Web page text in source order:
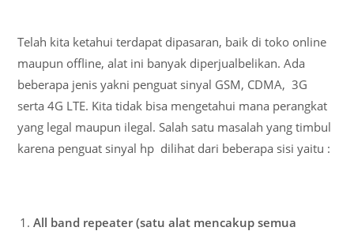
Telah kita ketahui terdapat dipasaran, baik di toko online
maupun offline, alat ini banyak diperjualbelikan. Ada
beberapa jenis yakni penguat sinyal GSM, CDMA, 3G
serta 4G LTE. Kita tidak bisa mengetahui mana perangkat
yang legal maupun ilegal. Salah satu masalah yang timbul
karena penguat sinyal hp dilihat dari beberapa sisi yaitu :
All band repeater (satu alat mencakup semua